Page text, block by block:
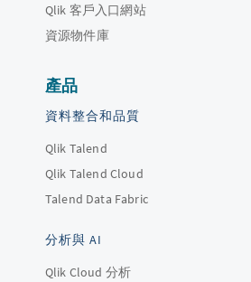
Qlik 客戶入口網站
資源物件庫
產品
資料整合和品質
Qlik Talend
Qlik Talend Cloud
Talend Data Fabric
分析與 AI
Qlik Cloud 分析